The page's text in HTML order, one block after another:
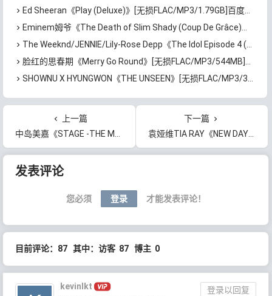
Ed Sheeran《Play (Deluxe)》[无损FLAC/MP3/1.79GB]百度云网盘下载
Eminem姆爷《The Death of Slim Shady (Coup De Grâce)》[无损FLAC/MP3/1.28GB]百度云网盘下载
The Weeknd/JENNIE/Lily-Rose Depp《The Idol Episode 4 (Music from the HBO Original Series)》[无损 FLAC/MP3/155MB]百度云网盘下载
脸红的思春期《Merry Go Round》[无损FLAC/MP3/544MB]百度云网盘下载
SHOWNU X HYUNGWON《THE UNSEEN》[无损FLAC/MP3/337MB]百度云网盘下载
上一篇
中岛美嘉《STAGE -THE MUSICAL IN MY HEAD-》[无损FLAC/MP3/1.67GB]百度云网盘下载
下一篇
袁娅维TIA RAY《NEW DAY》[无损FLAC/MP3/418MB]百度云网盘下载
文章导航
发表评论
您必须 登录 才能发表评论！
目前评论：87 其中：访客 87 博主 0
kevinlkt
登录以回复